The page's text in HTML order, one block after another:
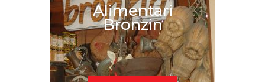
Alimentari
Bronzin